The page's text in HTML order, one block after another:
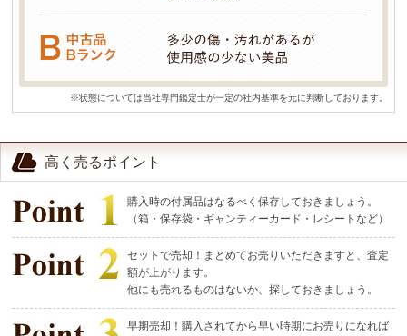
※状態については当社専門鑑定士が一定の社内基準を元に判断しております。
高く売るポイント
購入時の付属品はなるべく保存しておきましょう。
（箱・保存袋・ギャンティーカード・レシートなど）
セットで売却！まとめてお売りいただきますと、査定
額が上がります。
他にも売れるものはないか、探しておきましょう。
早期売却！購入されてから早い時期にお売りになれば